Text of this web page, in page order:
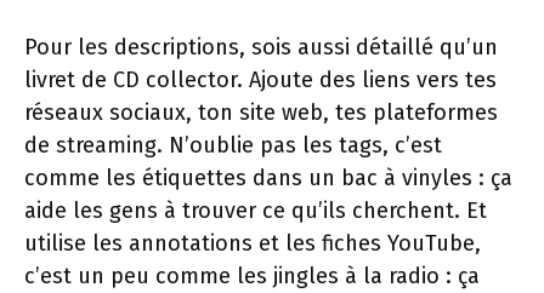
Pour les descriptions, sois aussi détaillé qu’un
livret de CD collector. Ajoute des liens vers tes
réseaux sociaux, ton site web, tes plateformes
de streaming. N’oublie pas les tags, c’est
comme les étiquettes dans un bac à vinyles : ça
aide les gens à trouver ce qu’ils cherchent. Et
utilise les annotations et les fiches YouTube,
c’est un peu comme les jingles à la radio : ça